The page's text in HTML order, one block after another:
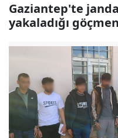
Gaziantep'te
yakaladığı